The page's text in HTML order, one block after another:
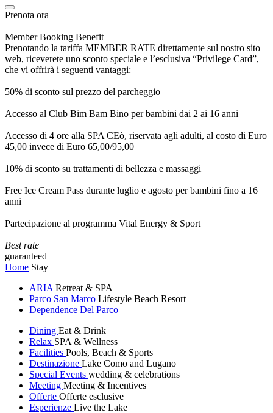
Prenota ora
Member Booking Benefit
Prenotando la tariffa MEMBER RATE direttamente sul nostro sito
web, riceverete uno sconto speciale e l’esclusiva “Privilege Card”,
che vi offrirà i seguenti vantaggi:
50% di sconto sul prezzo del parcheggio
Accesso al Club Bim Bam Bino per bambini dai 2 ai 16 anni
Accesso di 4 ore alla SPA CEò, riservata agli adulti, al costo di Euro
45,00 invece di Euro 65,00/95,00
10% di sconto su trattamenti di bellezza e massaggi
Free Ice Cream Pass durante luglio e agosto per bambini fino a 16
anni
Partecipazione al programma Vital Energy & Sport
Best rate
guaranteed
Home Stay
ARIA Retreat & SPA
Parco San Marco Lifestyle Beach Resort
Dependence Del Parco
Dining Eat & Drink
Relax SPA & Wellness
Facilities Pools, Beach & Sports
Destinazione Lake Como and Lugano
Special Events wedding & celebrations
Meeting Meeting & Incentives
Offerte Offerte esclusive
Esperienze Live the Lake